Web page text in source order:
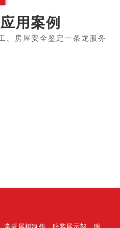
应用案例